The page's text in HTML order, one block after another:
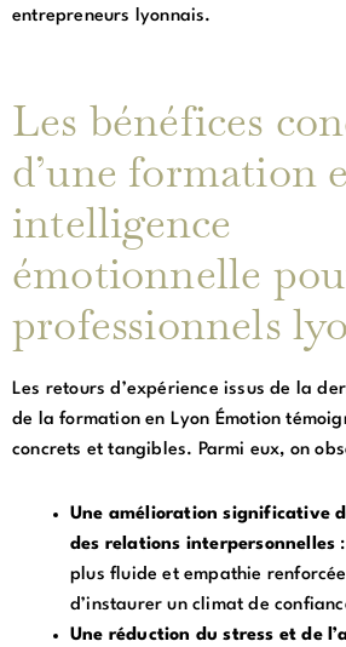
entrepreneurs lyonnais.
Les bénéfices
d’une formation
intelligence
émotionnelle
professionnels
Les retours d’expérience issus de la
de la formation en Lyon Émotion
concrets et tangibles. Parmi eux, on
Une amélioration significative
des relations interpersonnelles
plus fluide et empathie
d’instaurer un climat de
Une réduction du stress et de